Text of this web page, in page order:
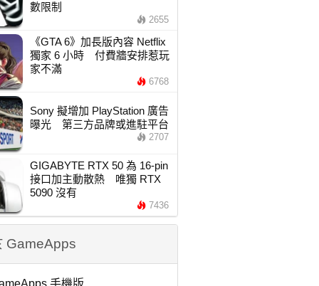
數限制
2655
《GTA 6》加長版內容 Netflix
獨家 6 小時 付費牆安排惹玩
家不滿
6768
Sony 擬增加 PlayStation 廣告
曝光 第三方品牌或進駐平台
2707
GIGABYTE RTX 50 為 16-pin
接口加主動散熱 唯獨 RTX
5090 沒有
7436
GameApps
手機版